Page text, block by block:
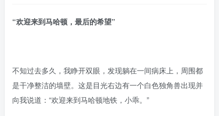
“欢迎来到马哈顿，最后的希望”
不知过去多久，我睁开双眼，发现躺在一间病床上，周围都
是干净整洁的墙壁。这是目光右边有一个白色独角兽出现并
向我说道：“欢迎来到马哈顿地铁，小乖。”